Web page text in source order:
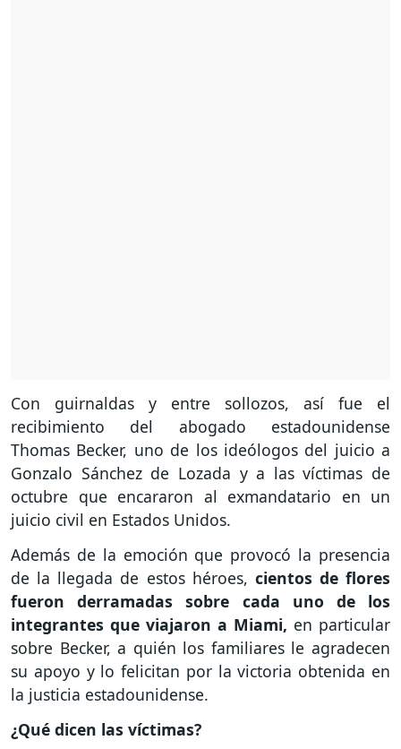
Con guirnaldas y entre sollozos, así fue el
recibimiento del abogado estadounidense
Thomas Becker, uno de los ideólogos del juicio a
Gonzalo Sánchez de Lozada y a las víctimas de
octubre que encararon al exmandatario en un
juicio civil en Estados Unidos.
Además de la emoción que provocó la presencia
de la llegada de estos héroes, cientos de flores
fueron derramadas sobre cada uno de los
integrantes que viajaron a Miami, en particular
sobre Becker, a quién los familiares le agradecen
su apoyo y lo felicitan por la victoria obtenida en
la justicia estadounidense.
¿Qué dicen las víctimas?